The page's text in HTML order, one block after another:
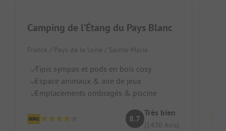
Camping de l’Étang du Pays Blanc
France / Pays de la Loire / Sainte-Marie
Tipis sympas et pods en bois cosy
Espace animaux & aire de jeux
Emplacements ombragés & piscine
8.7
Très bien
(1430 Avis)